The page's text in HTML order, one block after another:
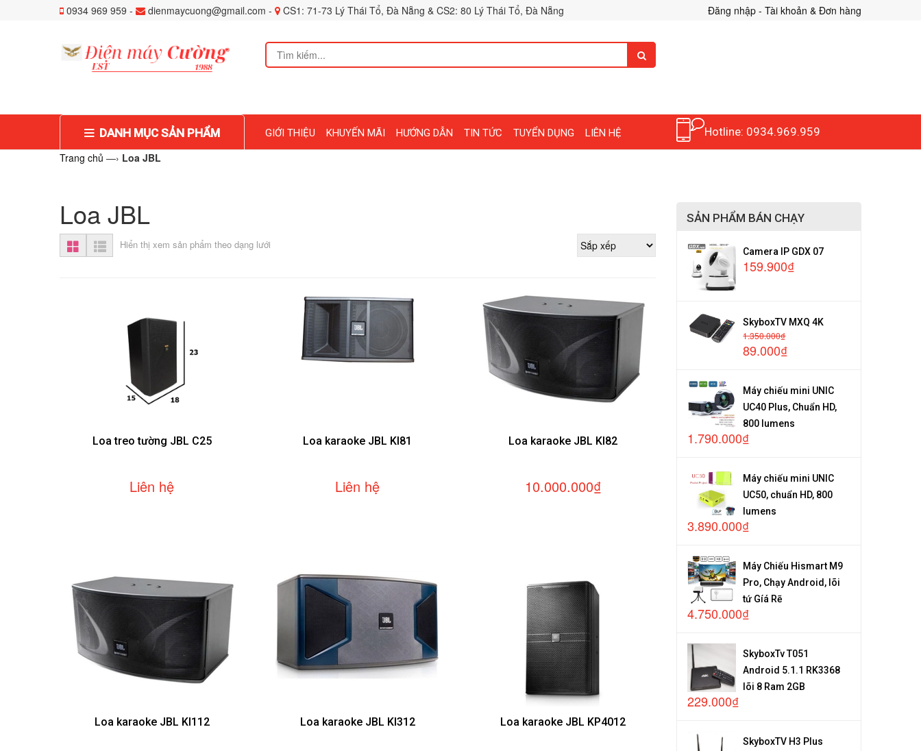
0934 969 959 - dienmaycuong@gmail.com - CS1: 71-73 Lý Thái Tổ, Đà Nẵng & CS2: 80 Lý Thái Tổ, Đà Nẵng Đăng nhập - Tài khoản & Đơn hàng
DANH MỤC SẢN PHẨM GIỚI THIỆU KHUYẾN MÃI HƯỚNG DẪN TIN TỨC TUYỂN DỤNG LIÊN HỆ
Hotline: 0934.969.959
Trang chủ —› Loa JBL
Loa JBL
Hiển thị xem sản phẩm theo dạng lưới
Loa treo tường JBL C25
Liên hệ
Loa karaoke JBL KI81
Liên hệ
Loa karaoke JBL KI82
10.000.000₫
Loa karaoke JBL KI112 Loa karaoke JBL KI312 Loa karaoke JBL KP4012
SẢN PHẨM BÁN CHẠY
Camera IP GDX 07
159.900₫
SkyboxTV MXQ 4K
1.350.000₫
89.000₫
Máy chiếu mini UNIC
UC40 Plus, Chuẩn HD,
800 lumens
1.790.000₫
Máy chiếu mini UNIC
UC50, chuẩn HD, 800
lumens
3.890.000₫
Máy Chiếu Hismart M9
Pro, Chạy Android, lõi
tứ Gíá Rẽ
4.750.000₫
SkyboxTv T051
Android 5.1.1 RK3368
lõi 8 Ram 2GB
229.000₫
SkyboxTV H3 Plus